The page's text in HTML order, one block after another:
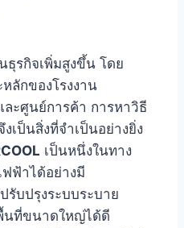
รกิจเพิ่มสูงขึ้น โดย
ลักของโรงงาน
ะศูนย์การค้า การหาวิธี
เป็นสิ่งที่จำเป็นอย่างยิ่ง
เป็นหนึ่งในทาง
ฟ้าได้อย่างมี
รับปรุงระบบระบาย
นที่ขนาดใหญ่ได้ดี